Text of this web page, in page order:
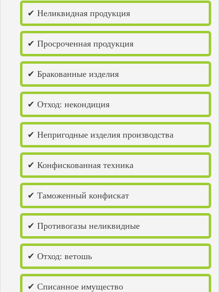
Горьковское море
Дзержинск
Дивеево
Димитровград
Добрянка
Елабуга
Жигулевск
Заволжье
Заречный
Зеленодольск
Йошкар-Ола
Казань
Каменка
Камышин
Канаш
Кинель
Киров
Кирово-Чепецк
Козьмодемьянск
Котельнич
Краснокамск
Кстово
Кузнецк
Кумертау
Кунгур
Лениногорск
Лысково
Лысьва
Маркс
Медногорск
✔ Неликвидная продукция
✔ Просроченная продукция
✔ Бракованные изделия
✔ Отход: некондиция
✔ Непригодные изделия производства
✔ Конфискованная техника
✔ Таможенный конфискат
✔ Противогазы неликвидные
✔ Отход: ветошь
✔ Списанное имущество